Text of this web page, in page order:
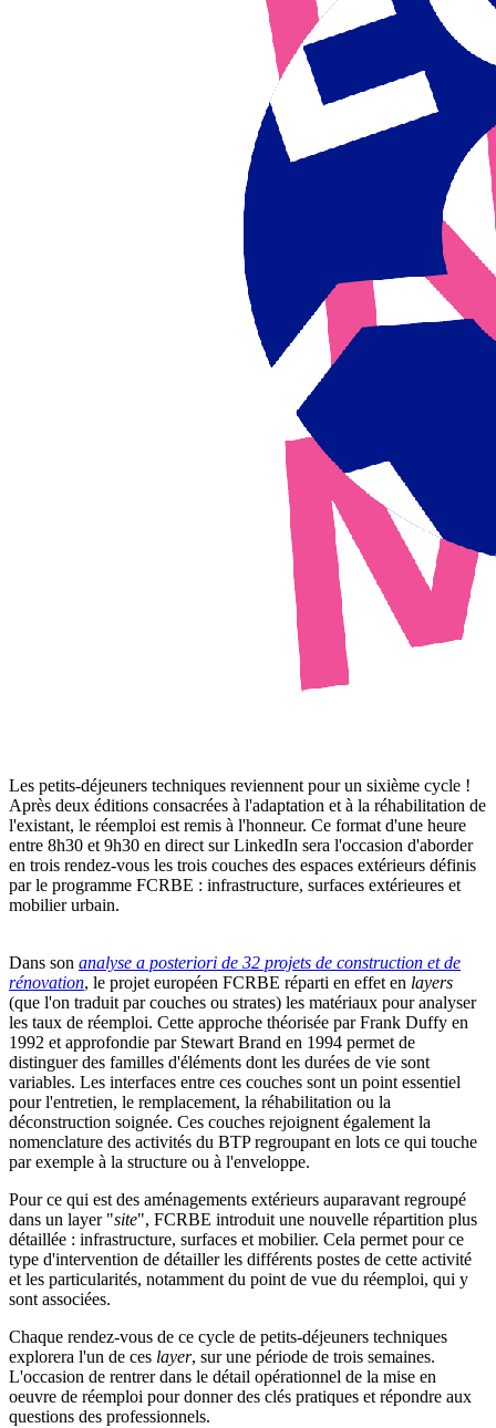
Les petits-déjeuners techniques reviennent pour un sixième cycle !
Après deux éditions consacrées à l'adaptation et à la réhabilitation de
l'existant, le réemploi est remis à l'honneur. Ce format d'une heure
entre 8h30 et 9h30 en direct sur LinkedIn sera l'occasion d'aborder
en trois rendez-vous les trois couches des espaces extérieurs définis
par le programme FCRBE : infrastructure, surfaces extérieures et
mobilier urbain.
Dans son analyse a posteriori de 32 projets de construction et de
rénovation, le projet européen FCRBE réparti en effet en layers
(que l'on traduit par couches ou strates) les matériaux pour analyser
les taux de réemploi. Cette approche théorisée par Frank Duffy en
1992 et approfondie par Stewart Brand en 1994 permet de
distinguer des familles d'éléments dont les durées de vie sont
variables. Les interfaces entre ces couches sont un point essentiel
pour l'entretien, le remplacement, la réhabilitation ou la
déconstruction soignée. Ces couches rejoignent également la
nomenclature des activités du BTP regroupant en lots ce qui touche
par exemple à la structure ou à l'enveloppe.
Pour ce qui est des aménagements extérieurs auparavant regroupé
dans un layer "site", FCRBE introduit une nouvelle répartition plus
détaillée : infrastructure, surfaces et mobilier. Cela permet pour ce
type d'intervention de détailler les différents postes de cette activité
et les particularités, notamment du point de vue du réemploi, qui y
sont associées.
Chaque rendez-vous de ce cycle de petits-déjeuners techniques
explorera l'un de ces layer, sur une période de trois semaines.
L'occasion de rentrer dans le détail opérationnel de la mise en
oeuvre de réemploi pour donner des clés pratiques et répondre aux
questions des professionnels.